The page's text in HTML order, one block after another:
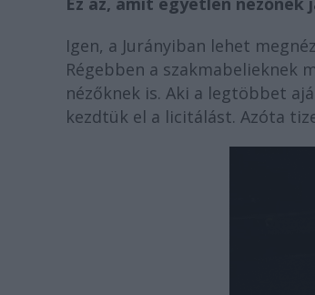
Igen, a Jurányiban lehet
Régebben a szakmabelieknek
nézőknek is. Aki a legtöbbet
kezdtük el a licitálást. Azóta